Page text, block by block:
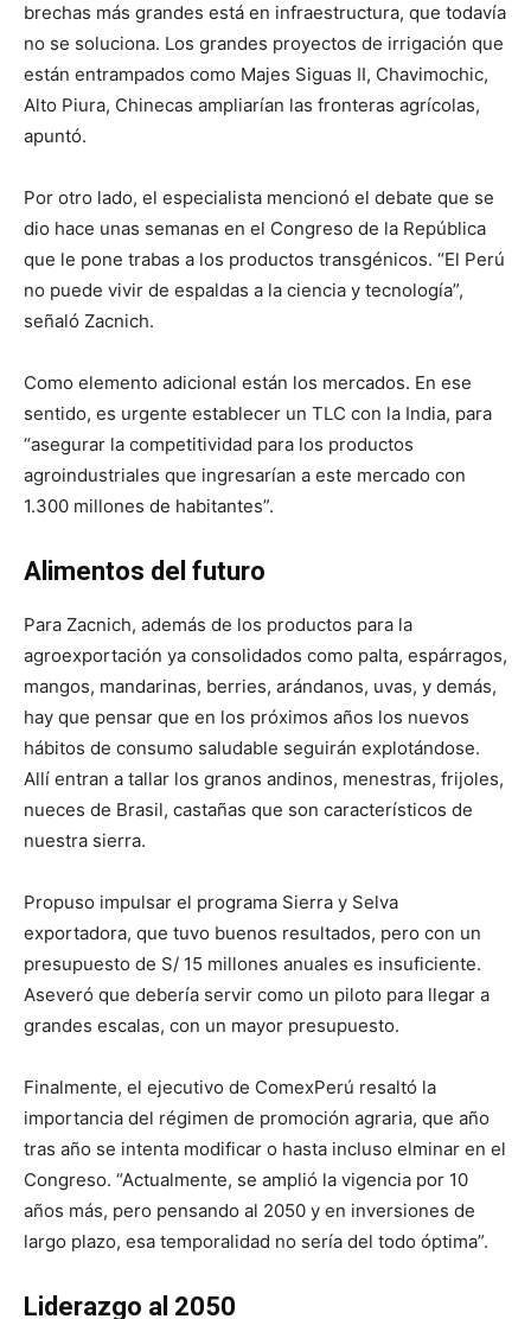
brechas más grandes está en infraestructura, que todavía
no se soluciona. Los grandes proyectos de irrigación que
están entrampados como Majes Siguas II, Chavimochic,
Alto Piura, Chinecas ampliarían las fronteras agrícolas,
apuntó.
Por otro lado, el especialista mencionó el debate que se
dio hace unas semanas en el Congreso de la República
que le pone trabas a los productos transgénicos. “El Perú
no puede vivir de espaldas a la ciencia y tecnología”,
señaló Zacnich.
Como elemento adicional están los mercados. En ese
sentido, es urgente establecer un TLC con la India, para
“asegurar la competitividad para los productos
agroindustriales que ingresarían a este mercado con
1.300 millones de habitantes”.
Alimentos del futuro
Para Zacnich, además de los productos para la
agroexportación ya consolidados como palta, espárragos,
mangos, mandarinas, berries, arándanos, uvas, y demás,
hay que pensar que en los próximos años los nuevos
hábitos de consumo saludable seguirán explotándose.
Allí entran a tallar los granos andinos, menestras, frijoles,
nueces de Brasil, castañas que son característicos de
nuestra sierra.
Propuso impulsar el programa Sierra y Selva
exportadora, que tuvo buenos resultados, pero con un
presupuesto de S/ 15 millones anuales es insuficiente.
Aseveró que debería servir como un piloto para llegar a
grandes escalas, con un mayor presupuesto.
Finalmente, el ejecutivo de ComexPerú resaltó la
importancia del régimen de promoción agraria, que año
tras año se intenta modificar o hasta incluso elminar en el
Congreso. “Actualmente, se amplió la vigencia por 10
años más, pero pensando al 2050 y en inversiones de
largo plazo, esa temporalidad no sería del todo óptima”.
Liderazgo al 2050